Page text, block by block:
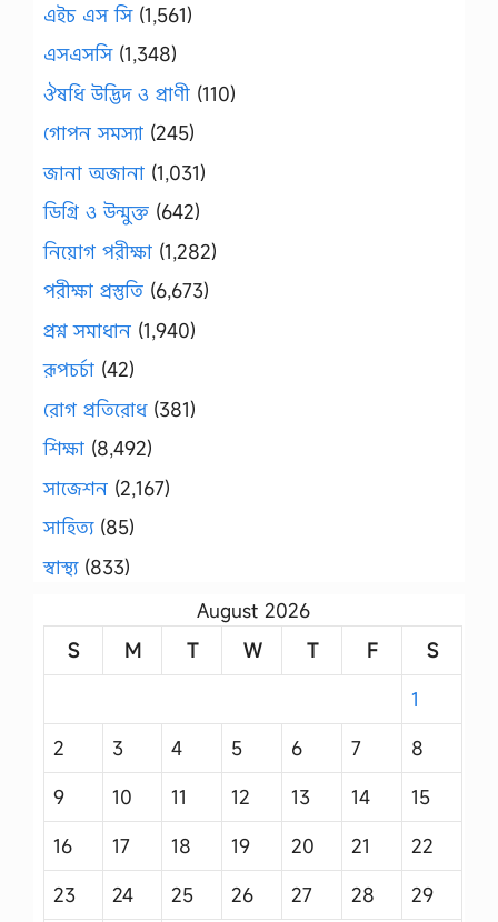
এইচ এস সি(1,561)
এসএসসি(1,348)
ঔষধি উদ্ভিদ ও প্রাণী (110)
গোপন সমস্যা (245)
জানা অজানা (1,031)
ডিগ্রি ও উন্মুক্ত (642)
নিয়োগ পরীক্ষা (1,282)
পরীক্ষা প্রস্তুতি (6,673)
প্রশ্ন সমাধান (1,940)
রূপচর্চা (42)
রোগ প্রতিরোধ(381)
শিক্ষা (8,492)
সাজেশন (2,167)
সাহিত্য(85)
স্বাস্থ্য(833)
August 2026
S
M T W T F
S
1
2
3 4 5 6 7
8
9
10 11 12 13 14
15
16
17 18 19 20 21
22
23
24 25 26 27 28 29